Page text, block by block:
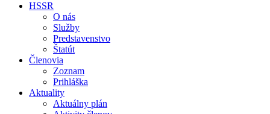
HSSR
O nás
Služby
Predstavenstvo
Štatút
Členovia
Zoznam
Prihláška
Aktuality
Aktuálny plán